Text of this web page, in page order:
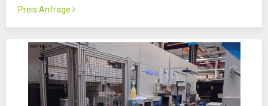
Preis Anfrage